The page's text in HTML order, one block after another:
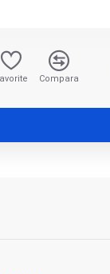
Compara